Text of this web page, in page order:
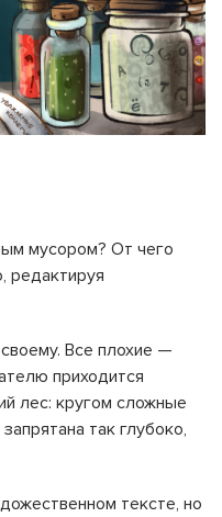
мусором? От чего
редактируя
Все плохие —
приходится
лес: кругом сложные
так глубоко,
тексте, но